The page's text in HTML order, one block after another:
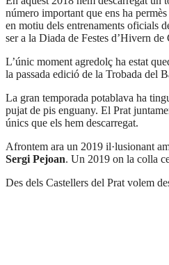
número important que ens ha
en motiu dels entrenaments oficials
ser a la Diada de Festes d’Hivern
L’únic moment agredolç ha estat
la passada edició de la Trobada del
La gran temporada potablava ha
pujat de pis enguany. El Prat
únics que els hem descarregat.
Afrontem ara un 2019 il·lusionant
Sergi Pejoan. Un 2019 on la colla
Des dels Castellers del Prat volem